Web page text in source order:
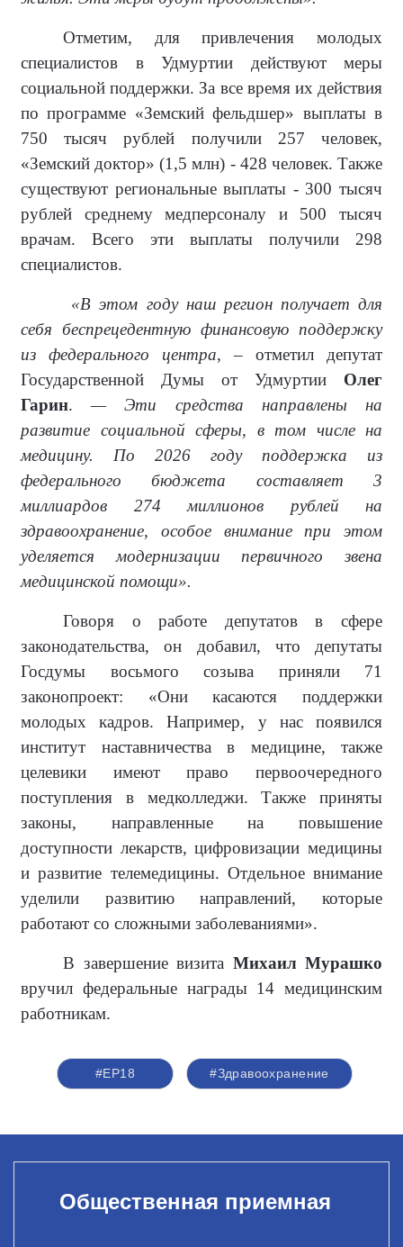
Отметим, для привлечения молодых
специалистов в Удмуртии действуют меры
социальной поддержки. За все время их действия
по программе «Земский фельдшер» выплаты в
750 тысяч рублей получили 257 человек,
«Земский доктор» (1,5 млн) - 428 человек. Также
существуют региональные выплаты - 300 тысяч
рублей среднему медперсоналу и 500 тысяч
врачам. Всего эти выплаты получили 298
специалистов.
«В этом году наш регион получает для
себя беспрецедентную финансовую поддержку
из федерального центра, – отметил депутат
Государственной Думы от Удмуртии Олег
Гарин.— Эти средства направлены на
развитие социальной сферы, в том числе на
медицину. По 2026 году поддержка из
федерального бюджета составляет 3
миллиардов 274 миллионов рублей на
здравоохранение, особое внимание при этом
уделяется модернизации первичного звена
медицинской помощи».
Говоря о работе депутатов в сфере
законодательства, он добавил, что депутаты
Госдумы восьмого созыва приняли 71
законопроект: «Они касаются поддержки
молодых кадров. Например, у нас появился
институт наставничества в медицине, также
целевики имеют право первоочередного
поступления в медколледжи. Также приняты
законы, направленные на повышение
доступности лекарств, цифровизации медицины
и развитие телемедицины. Отдельное внимание
уделили развитию направлений, которые
работают со сложными заболеваниями».
В завершение визита Михаил Мурашко
вручил федеральные награды 14 медицинским
работникам.
#ЕР18 #Здравоохранение
Общественная приемная